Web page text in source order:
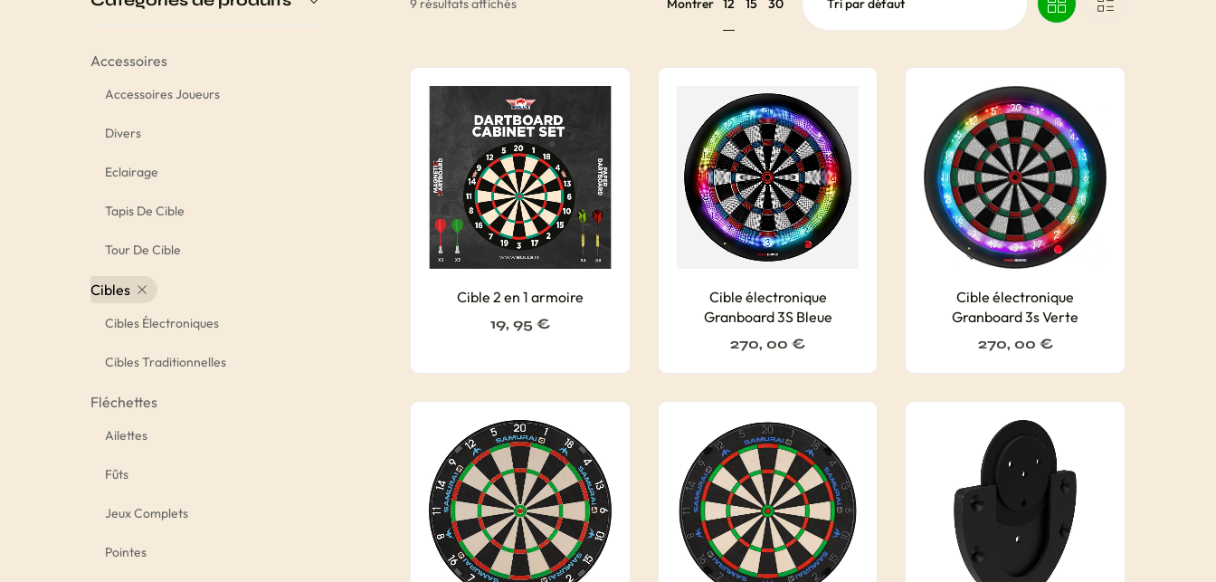
Accessoires
Accessoires Joueurs
Divers
Eclairage
Tapis De Cible
Tour De Cible
Cibles
Cibles Électroniques
Cibles Traditionnelles
Fléchettes
Ailettes
Fûts
Jeux Complets
Pointes
9 résultats affichés Montrer 15 30
Cible 2 en 1 armoire
19, 95€
Cible électronique
Granboard 3S Bleue
270, 00€
Cible électronique
Granboard 3s Verte
270, 00 €